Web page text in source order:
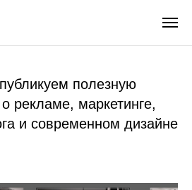
полезную
рекламе, маркетинге,
и современном дизайне